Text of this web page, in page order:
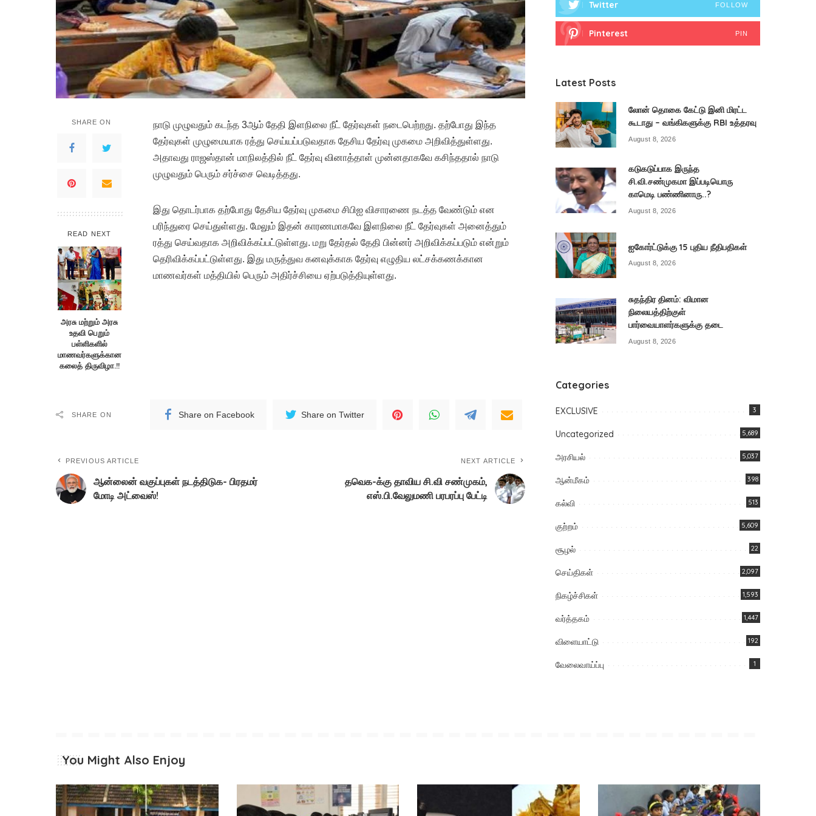
SHARE ON
READ NEXT
அரசு மற்றும் அரசு
உதவி பெறும்
பள்ளிகளில்
மாணவர்களுக்கான
கலைத் திருவிழா.!!
நாடு முழுவதும் கடந்த 3ஆம் தேதி இளநிலை நீட் தேர்வுகள் நடைபெற்றது. தற்போது இந்த
தேர்வுகள் முழுமையாக ரத்து செய்யப்படுவதாக தேசிய தேர்வு முகமை அறிவித்துள்ளது.
அதாவது ராஜஸ்தான் மாநிலத்தில் நீட் தேர்வு வினாத்தாள் முன்னதாகவே கசிந்ததால் நாடு
முழுவதும் பெரும் சர்ச்சை வெடித்தது.
இது தொடர்பாக தற்போது தேசிய தேர்வு முகமை சிபிஐ விசாரணை நடத்த வேண்டும் என
பரிந்துரை செய்துள்ளது. மேலும் இதன் காரணமாகவே இளநிலை நீட் தேர்வுகள் அனைத்தும்
ரத்து செய்வதாக அறிவிக்கப்பட்டுள்ளது. மறு தேர்தல் தேதி பின்னர் அறிவிக்கப்படும் என்றும்
தெரிவிக்கப்பட்டுள்ளது. இது மருத்துவ கனவுக்காக தேர்வு எழுதிய லட்சக்கணக்கான
மாணவர்கள் மத்தியில் பெரும் அதிர்ச்சியை ஏற்படுத்தியுள்ளது.
SHARE ON Share on Facebook Share on Twitter
PREVIOUS ARTICLE
ஆன்லைன் வகுப்புகள் நடத்திடுக- பிரதமர்
மோடி அட்வைஸ்!
NEXT ARTICLE
தவெக-க்கு தாவிய சி.வி சண்முகம்,
எஸ்.பி.வேலுமணி பரபரப்பு பேட்டி
Twitter FOLLOW
Pinterest PIN
Latest Posts
லோன் தொகை கேட்டு இனி மிரட்ட
கூடாது – வங்கிகளுக்கு RBI உத்தரவு
August 8, 2026
கடுகடுப்பாக இருந்த
சி.வி.சண்முகமா இப்படியொரு
காமெடி பண்ணினாரு..?
August 8, 2026
ஐகோர்ட்டுக்கு 15 புதிய நீதிபதிகள்
August 8, 2026
சுதந்திர தினம்: விமான
நிலையத்திற்குள்
பார்வையாளர்களுக்கு தடை
August 8, 2026
Categories
EXCLUSIVE 3
Uncategorized 5,689
அரசியல் 5,037
ஆன்மீகம் 398
கல்வி 513
குற்றம் 5,609
சூழல் 22
செய்திகள் 2,097
நிகழ்ச்சிகள் 1,593
வர்த்தகம் 1,447
விளையாட்டு 192
வேலைவாய்ப்பு 1
You Might Also Enjoy